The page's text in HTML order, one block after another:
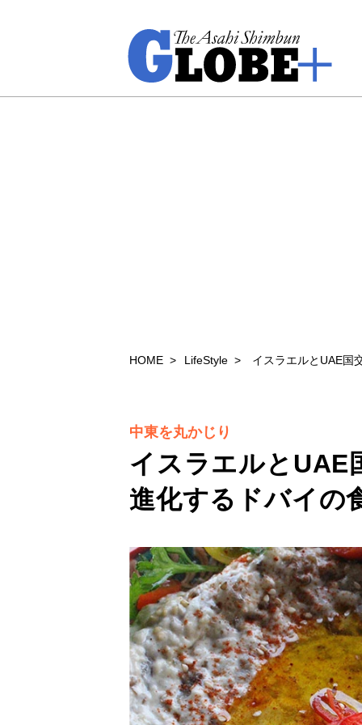
HOME LifeStyle イスラエルとUAE国
イスラエルと
進化するドバイの
中東を丸かじり